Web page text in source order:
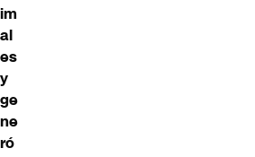
im
al
es
y
ge
ne
ró